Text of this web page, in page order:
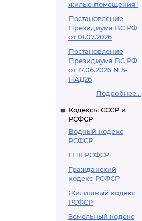
жилые помещения"
Постановление
Президиума ВС РФ
от 01.07.2026
Постановление
Президиума ВС РФ
от 17.06.2026 N 5-
НАД26
Подробнее...
Кодексы СССР и
РСФСР
Водный кодекс
РСФСР
ГПК РСФСР
Гражданский
кодекс РСФСР
Жилищный кодекс
РСФСР
Земельный кодекс